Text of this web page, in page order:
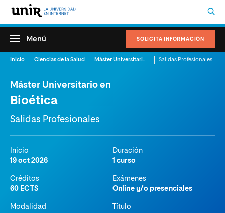
SOLICITA INFORMACIÓN
Menú
Inicio Ciencias de la Salud Máster Universitario en Bioética Salidas Profesionales
Máster Universitario en
Bioética
Salidas Profesionales
Inicio
19 oct 2026
Duración
1 curso
Créditos
60 ECTS
Exámenes
Online y/o presenciales
Modalidad
Título